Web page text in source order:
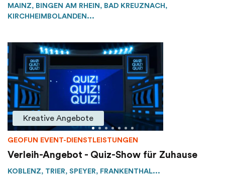
MAINZ, BINGEN AM RHEIN, BAD KREUZNACH,
KIRCHHEIMBOLANDEN...
Kreative Angebote
GEOFUN EVENT-DIENSTLEISTUNGEN
Verleih-Angebot - Quiz-Show für Zuhause
KOBLENZ, TRIER, SPEYER, FRANKENTHAL...